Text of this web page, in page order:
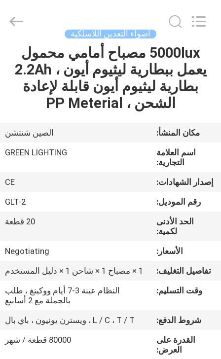
الصفحة
الرئيسية
معلومات
جولة
المعمل
مراقبة
الجودة
اتصل
اطلب
GREEN
Developed
أضواء التعدين اللاسلكية
5000lux مصباح أمامي محمول
يعمل ببطارية ليثيوم أيون ، 2.2Ah
بطارية ليثيوم أيون قابلة لإعادة
الشحن ، PP Meterial
مكان المنشأ:
الصين شنتشن
اسم العلامة
التجارية:
GREEN LIGHTING
إصدار الشهادات:
CE
رقم الموديل:
GLT-2
الحد الأدنى
لكمية:
20 قطعة
الأسعار:
Negotiating
تفاصيل التغليف:
1 × مصباح 1 × شاحن 1 × دليل المستخدم
وقت التسليم:
النظام عينة 3-7 أيام ووكينغ ، طلب
بالجملة مع 2 أسابيع
شروط الدفع:
L / C ، T / T ، ويسترن يونيون ، باي بال
القدرة على
العرض:
80000 قطعة / شهر